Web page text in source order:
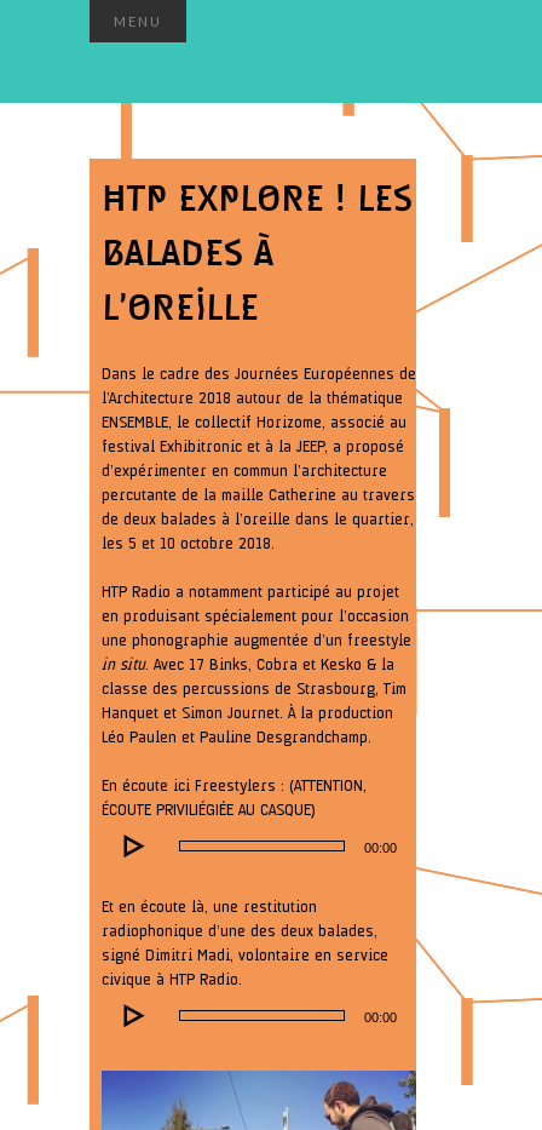
MENU
HTP EXPLORE ! LES
BALADES À
L’OREILLE
Dans le cadre des Journées Européennes de
l’Architecture 2018 autour de la thématique
ENSEMBLE, le collectif Horizome, associé au
festival Exhibitronic et à la JEEP, a proposé
d’expérimenter en commun l’architecture
percutante de la maille Catherine au travers
de deux balades à l’oreille dans le quartier,
les 5 et 10 octobre 2018.
HTP Radio a notamment participé au projet
en produisant spécialement pour l’occasion
une phonographie augmentée d’un freestyle
in situ. Avec 17 Binks, Cobra et Kesko & la
classe des percussions de Strasbourg, Tim
Hanquet et Simon Journet. À la production
Léo Paulen et Pauline Desgrandchamp.
En écoute ici Freestylers : (ATTENTION,
ÉCOUTE PRIVILIÉGIÉE AU CASQUE)
Lecteur
audio
00:00
Et en écoute là, une restitution
radiophonique d’une des deux balades,
signé Dimitri Madi, volontaire en service
civique à HTP Radio.
Lecteur
audio
00:00